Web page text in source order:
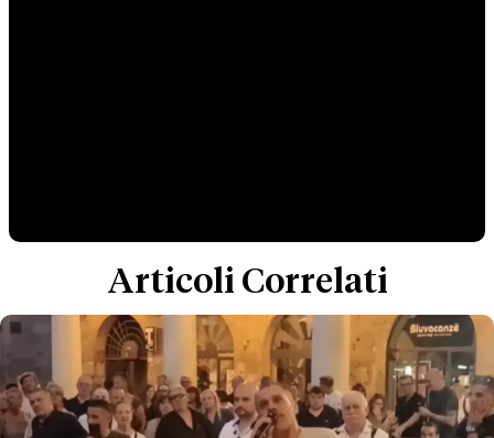
Articoli Correlati